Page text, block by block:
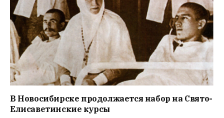
В Новосибирске продолжается набор на Свято-
Елисаветинские курсы